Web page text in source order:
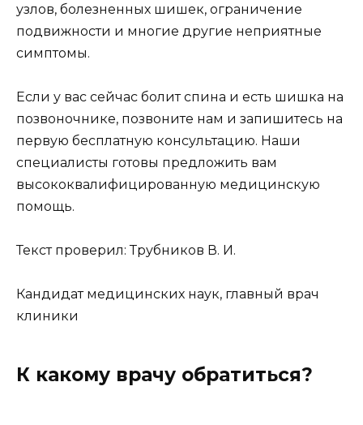
узлов, болезненных шишек, ограничение
подвижности и многие другие неприятные
симптомы.
Если у вас сейчас болит спина и есть шишка на
позвоночнике, позвоните нам и запишитесь на
первую бесплатную консультацию. Наши
специалисты готовы предложить вам
высококвалифицированную медицинскую
помощь.
Текст проверил: Трубников В. И.
Кандидат медицинских наук, главный врач
клиники
К какому врачу обратиться?